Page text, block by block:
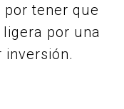
tener que
por una
inversión.